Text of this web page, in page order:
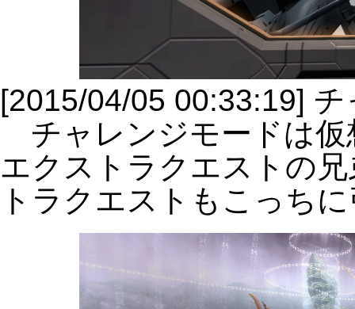
[2015/04/05 00:33:19]
チャレンジモードは仮
エクストラクエストの
トラクエストもこっち